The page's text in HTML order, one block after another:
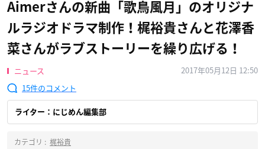
Aimerさんの新曲「歌鳥風月」のオリジナ
ルラジオドラマ制作！梶裕貴さんと花澤香
菜さんがラブストーリーを繰り広げる！
ニュース
2017年05月12日 12:50
15
ライター：にじめん編集部
カテゴリ : 梶裕貴